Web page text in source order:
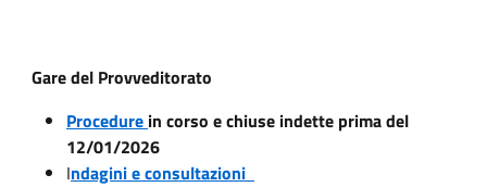
Gare del Provveditorato
Procedure in corso e chiuse indette prima del
12/01/2026
Indagini e consultazioni